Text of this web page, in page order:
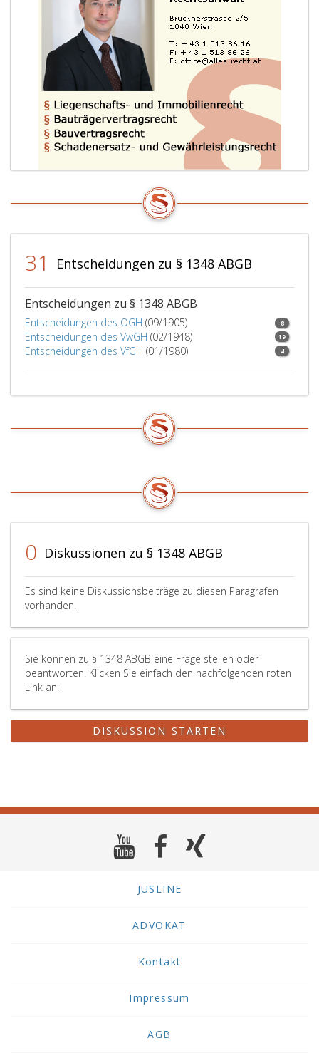
31 Entscheidungen zu § 1348 ABGB
Entscheidungen zu § 1348 ABGB
Entscheidungen des OGH (09/1905) 8
Entscheidungen des VwGH (02/1948) 19
Entscheidungen des VfGH (01/1980) 4
0 Diskussionen zu § 1348 ABGB
Es sind keine Diskussionsbeiträge zu diesen Paragrafen
vorhanden.
Sie können zu § 1348 ABGB eine Frage stellen oder
beantworten. Klicken Sie einfach den nachfolgenden roten
Link an!
DISKUSSION STARTEN
JUSLINE
ADVOKAT
Kontakt
Impressum
AGB